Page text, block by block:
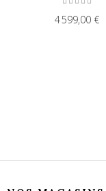
4 599,00 €